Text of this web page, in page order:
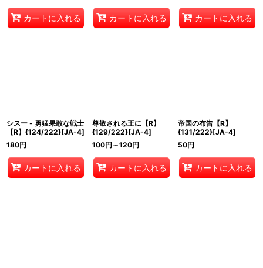
カートに入れる カートに入れる カートに入れる
シスー - 勇猛果敢な戦士
【R】{124/222}[JA-4]
180円
カートに入れる
尊敬される王に【R】
{129/222}[JA-4]
100円 ～120円
カートに入れる
帝国の布告【R】
{131/222}[JA-4]
50円
カートに入れる